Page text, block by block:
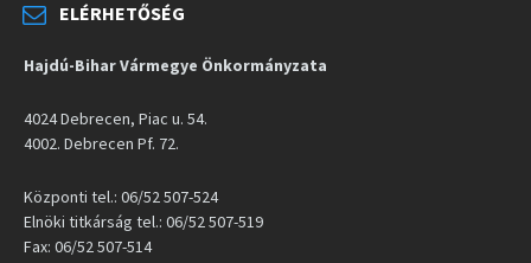
ELÉRHETŐSÉG
Hajdú-Bihar Vármegye Önkormányzata
4024 Debrecen, Piac u. 54.
4002. Debrecen Pf. 72.
Központi tel.: 06/52 507-524
Elnöki titkárság tel.: 06/52 507-519
Fax: 06/52 507-514